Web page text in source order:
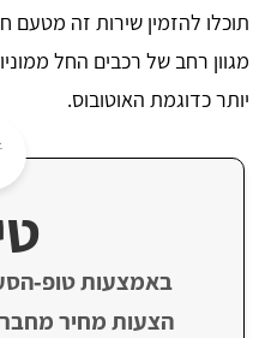
תוכלו להזמין שירות זה
מגוון רחב של רכבים החל
יותר כדוגמת האוטובוס.
הצעות מחיר